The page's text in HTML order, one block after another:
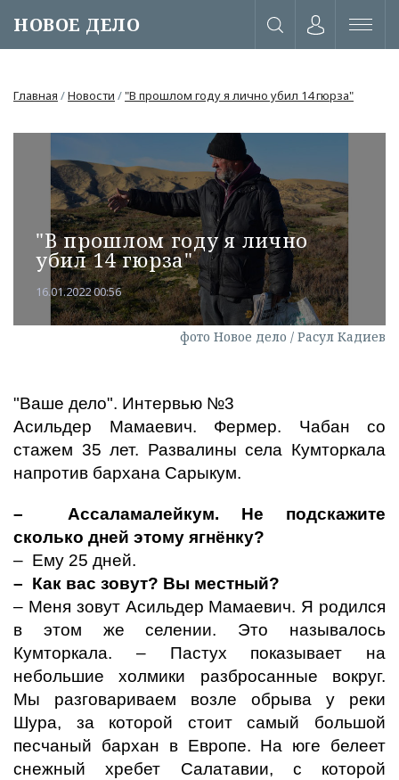
НОВОЕ ДЕЛО
или через соц. сети
Главная /Новости /"В прошлом году я лично убил 14 гюрза"
"В прошлом году я лично
убил 14 гюрза"
16.01.2022 00:56
фото Новое дело / Расул Кадиев
"Ваше дело". Интервью №3
Асильдер Мамаевич. Фермер. Чабан со
стажем 35 лет. Развалины села Кумторкала
напротив бархана Сарыкум.
– Ассаламалейкум. Не подскажите
сколько дней этому ягнёнку?
– Ему 25 дней.
– Как вас зовут? Вы местный?
– Меня зовут Асильдер Мамаевич. Я родился
в этом же селении. Это называлось
Кумторкала. – Пастух показывает на
небольшие холмики разбросанные вокруг.
Мы разговариваем возле обрыва у реки
Шура, за которой стоит самый большой
песчаный бархан в Европе. На юге белеет
снежный хребет Салатавии, с которой